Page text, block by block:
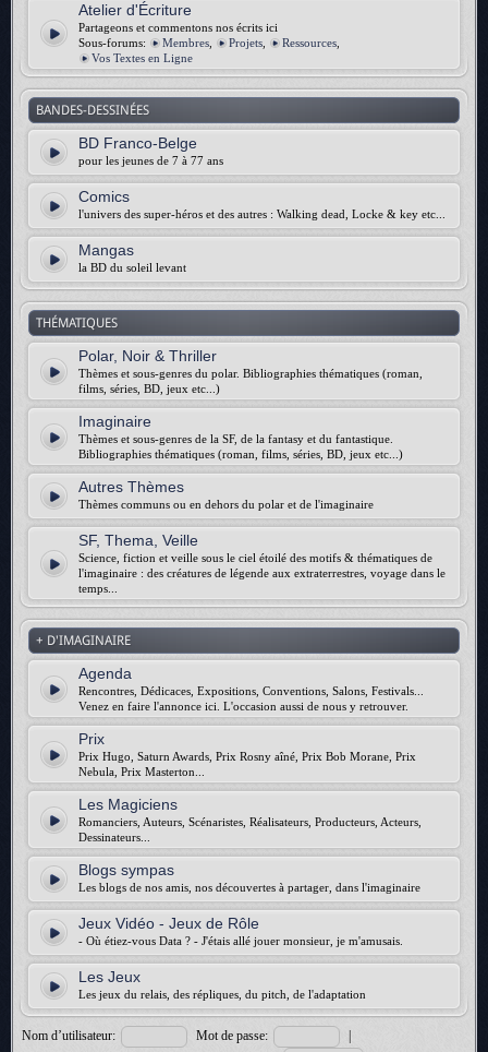
Atelier d'Écriture
Partageons et commentons nos écrits ici
Sous-forums:
Membres Projets Ressources
Vos Textes en Ligne
BANDES-DESSINÉES
BD Franco-Belge
pour les jeunes de 7 à 77 ans
Comics
l'univers des super-héros et des autres : Walking dead, Locke & key etc...
Mangas
la BD du soleil levant
THÉMATIQUES
Polar, Noir & Thriller
Thèmes et sous-genres du polar. Bibliographies thématiques (roman,
films, séries, BD, jeux etc...)
Imaginaire
Thèmes et sous-genres de la SF, de la fantasy et du fantastique.
Bibliographies thématiques (roman, films, séries, BD, jeux etc...)
Autres Thèmes
Thèmes communs ou en dehors du polar et de l'imaginaire
SF, Thema, Veille
Science, fiction et veille sous le ciel étoilé des motifs & thématiques de
l'imaginaire : des créatures de légende aux extraterrestres, voyage dans le
temps...
+ D'IMAGINAIRE
Agenda
Rencontres, Dédicaces, Expositions, Conventions, Salons, Festivals...
Venez en faire l'annonce ici. L'occasion aussi de nous y retrouver.
Prix
Prix Hugo, Saturn Awards, Prix Rosny aîné, Prix Bob Morane, Prix
Nebula, Prix Masterton...
Les Magiciens
Romanciers, Auteurs, Scénaristes, Réalisateurs, Producteurs, Acteurs,
Dessinateurs...
Blogs sympas
Les blogs de nos amis, nos découvertes à partager, dans l'imaginaire
Jeux Vidéo - Jeux de Rôle
- Où étiez-vous Data ? - J'étais allé jouer monsieur, je m'amusais.
Les Jeux
Les jeux du relais, des répliques, du pitch, de l'adaptation
Nom d’utilisateur: Mot de passe:
|